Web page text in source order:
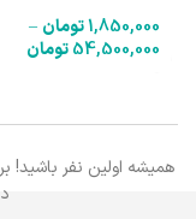
1,850,000تومان –
54,500,000تومان
همیشه اولین نفر باشید!